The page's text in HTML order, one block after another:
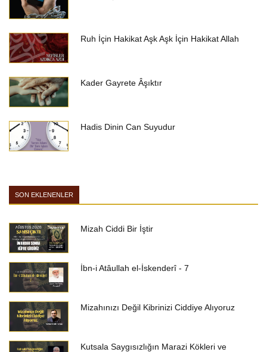
Ruh İçin Hakikat Aşk Aşk İçin Hakikat Allah
Kader Gayrete Âşıktır
Hadis Dinin Can Suyudur
SON EKLENENLER
Mizah Ciddi Bir İştir
İbn-i Atâullah el-İskenderî - 7
Mizahınızı Değil Kibrinizi Ciddiye Alıyoruz
Kutsala Saygısızlığın Marazi Kökleri ve